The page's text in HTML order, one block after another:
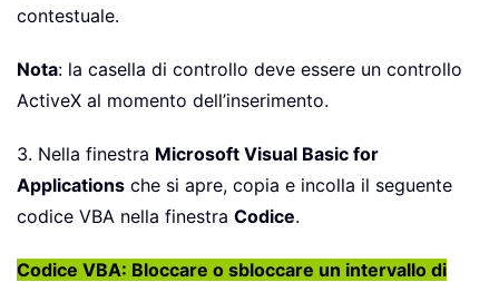
contestuale.
Nota: la casella di controllo deve essere un controllo
ActiveX al momento dell’inserimento.
3. Nella finestra Microsoft Visual Basic for
Applications che si apre, copia e incolla il seguente
codice VBA nella finestra Codice.
Codice VBA: Bloccare o sbloccare un intervallo di